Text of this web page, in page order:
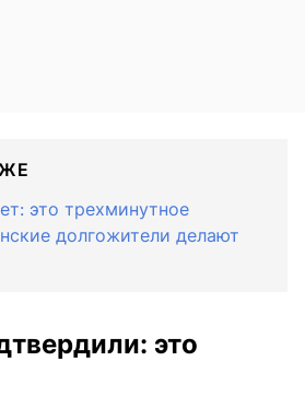
это трехминутное
долгожители делают
это